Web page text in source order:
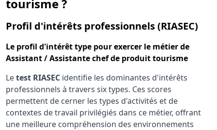
tourisme ?
Profil d'intérêts professionnels (RIASEC)
Le profil d'intérêt type pour exercer le métier de
Assistant / Assistante chef de produit tourisme
Letest RIASEC identifie les dominantes d'intérêts
professionnels à travers six types. Ces scores
permettent de cerner les types d'activités et de
contextes de travail privilégiés dans ce métier, offrant
une meilleure compréhension des environnements